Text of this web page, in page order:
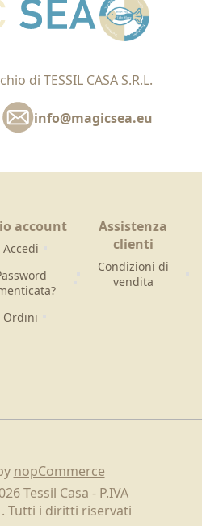
di TESSIL CASA S.R.L.
info@magicsea.eu
account
Accedi
Ordini
Assistenza
clienti
Condizioni di
vendita
nopCommerce
Tessil Casa - P.IVA
Tutti i diritti riservati